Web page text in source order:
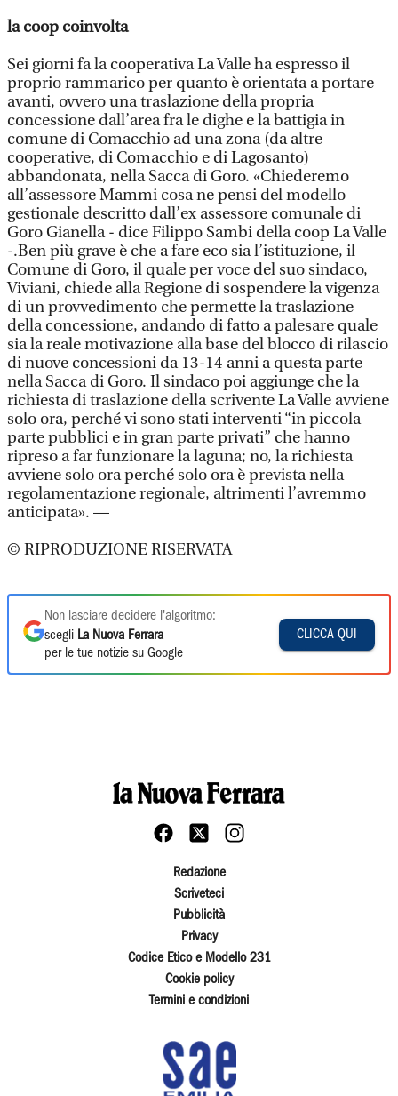
la coop coinvolta
Sei giorni fa la cooperativa La Valle ha espresso il
proprio rammarico per quanto è orientata a portare
avanti, ovvero una traslazione della propria
concessione dall’area fra le dighe e la battigia in
comune di Comacchio ad una zona (da altre
cooperative, di Comacchio e di Lagosanto)
abbandonata, nella Sacca di Goro. «Chiederemo
all’assessore Mammi cosa ne pensi del modello
gestionale descritto dall’ex assessore comunale di
Goro Gianella - dice Filippo Sambi della coop La Valle
-.Ben più grave è che a fare eco sia l’istituzione, il
Comune di Goro, il quale per voce del suo sindaco,
Viviani, chiede alla Regione di sospendere la vigenza
di un provvedimento che permette la traslazione
della concessione, andando di fatto a palesare quale
sia la reale motivazione alla base del blocco di rilascio
di nuove concessioni da 13-14 anni a questa parte
nella Sacca di Goro. Il sindaco poi aggiunge che la
richiesta di traslazione della scrivente La Valle avviene
solo ora, perché vi sono stati interventi “in piccola
parte pubblici e in gran parte privati” che hanno
ripreso a far funzionare la laguna; no, la richiesta
avviene solo ora perché solo ora è prevista nella
regolamentazione regionale, altrimenti l’avremmo
anticipata». —
© RIPRODUZIONE RISERVATA
Non lasciare decidere l'algoritmo:
scegli La Nuova Ferrara
per le tue notizie su Google
CLICCA QUI
Redazione
Scriveteci
Pubblicità
Privacy
Codice Etico e Modello 231
Cookie policy
Termini e condizioni